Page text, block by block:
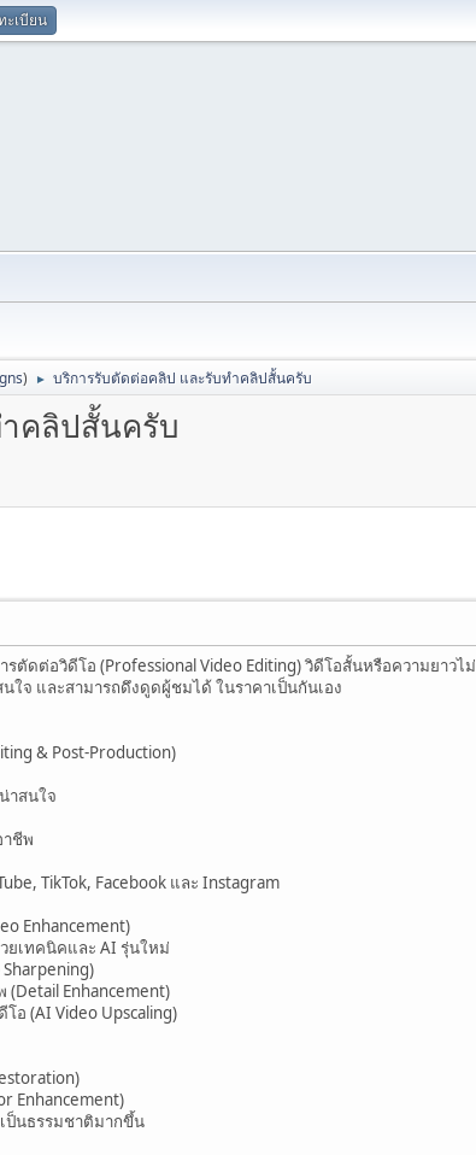
ะเบียน
) ► บริการรับตัดต่อคลิป และรับทำคลิปสั้นครับ
คลิปสั้นครับ
ตัดต่อวิดีโอ (Professional Video Editing) วิดีโอสั้นหรือความยาว
จ และสามารถดึงดูดผู้ชมได้ ในราคาเป็นกันเอง
& Post-Production)
าสนใจ
าชีพ
TikTok, Facebook และ Instagram
Enhancement)
เทคนิคและ AI รุ่นใหม่
(Detail Enhancement)
อ (AI Video Upscaling)
Enhancement)
ป็นธรรมชาติมากขึ้น